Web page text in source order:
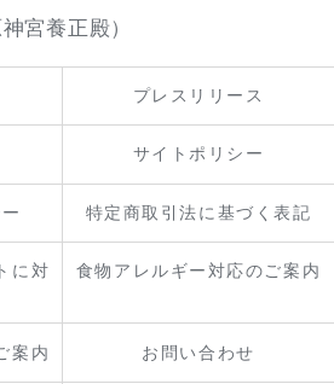
宮養正殿）
プレスリリース
サイトポリシー
特定商取引法に基づく表記
に対
食物アレルギー対応のご案内
案内 お問い合わせ